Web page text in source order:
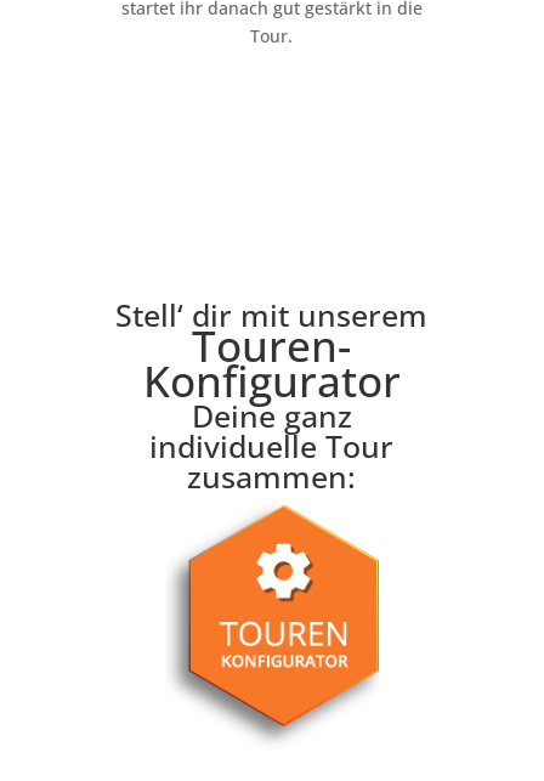
startet ihr danach gut gestärkt in die
Tour.
Stell‘ dir mit unserem
Touren-
Konfigurator
Deine ganz
individuelle Tour
zusammen: